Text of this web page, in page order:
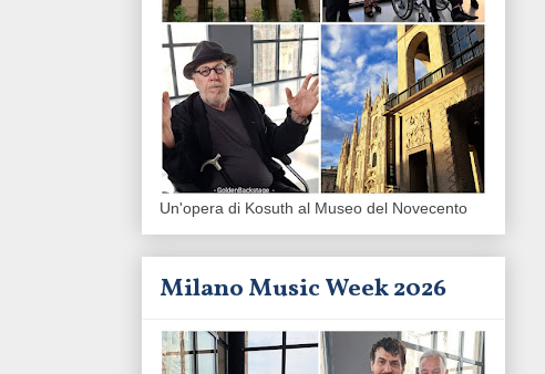
Un'opera di Kosuth al Museo del Novecento
Milano Music Week 2026